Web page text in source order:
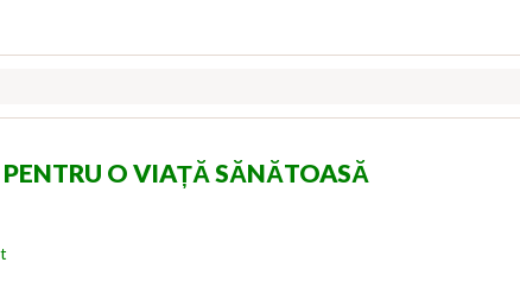
O VIAȚĂ SĂNĂTOASĂ